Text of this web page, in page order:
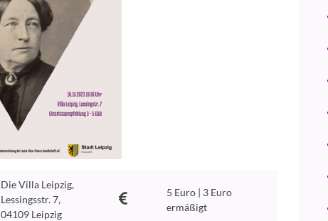
Die Villa Leipzig,
Lessingsstr. 7,
04109 Leipzig
5 Euro | 3 Euro
ermäßigt